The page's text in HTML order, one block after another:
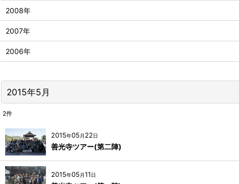
2015年5月
2件
2015年05 月 22日
善光寺ツアー(第二陣)
2015年05 月11日
2008年
2007年
2006年